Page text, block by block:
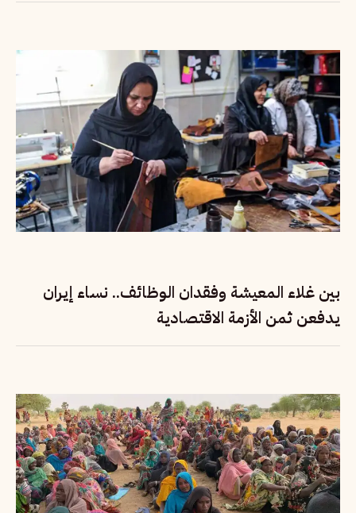
بين غلاء المعيشة وفقدان الوظائف.. نساء إيران
يدفعن ثمن الأزمة الاقتصادية